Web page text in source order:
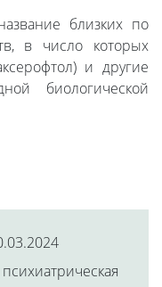
близких по
в число которых
и другие
биологической